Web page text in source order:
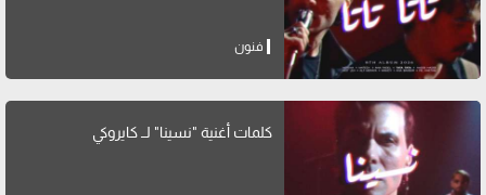
فنون
كلمات أغنية "نسينا" لــ كايروكي